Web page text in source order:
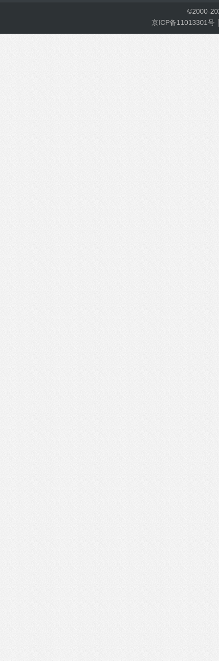
©2000-
京ICP备11013301号